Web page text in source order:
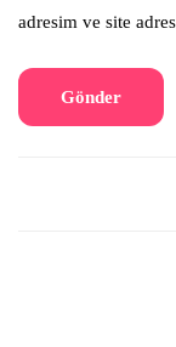
adresim ve site